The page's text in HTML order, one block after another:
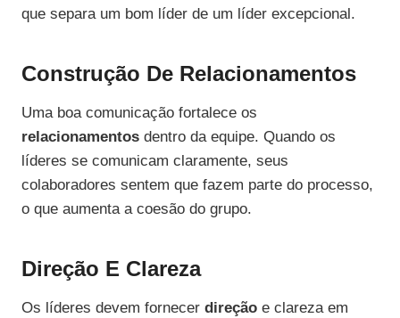
que separa um bom líder de um líder excepcional.
Construção De Relacionamentos
Uma boa comunicação fortalece os
relacionamentos dentro da equipe. Quando os
líderes se comunicam claramente, seus
colaboradores sentem que fazem parte do processo,
o que aumenta a coesão do grupo.
Direção E Clareza
Os líderes devem fornecer direção e clareza em